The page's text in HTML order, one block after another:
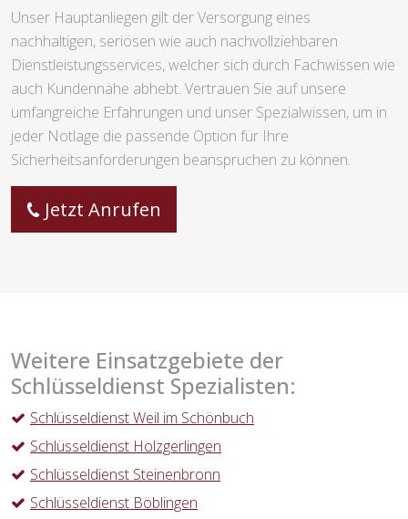
Unser Hauptanliegen gilt der Versorgung eines
nachhaltigen, seriösen wie auch nachvollziehbaren
Dienstleistungsservices, welcher sich durch Fachwissen wie
auch Kundennähe abhebt. Vertrauen Sie auf unsere
umfangreiche Erfahrungen und unser Spezialwissen, um in
jeder Notlage die passende Option für Ihre
Sicherheitsanforderungen beanspruchen zu können.
Jetzt Anrufen
Weitere Einsatzgebiete der
Schlüsseldienst Spezialisten:
Schlüsseldienst Weil im Schönbuch
Schlüsseldienst Holzgerlingen
Schlüsseldienst Steinenbronn
Schlüsseldienst Böblingen